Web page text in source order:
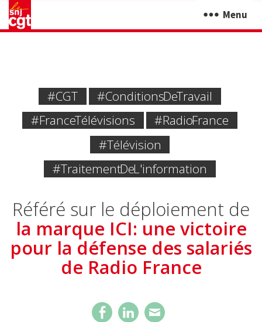
Menu
#CGT
#Conditions De Travail
#France Télévisions
#Radio France
#Télévision
#traitement De L'information
Référé sur le déploiement de
la marque ICI: une victoire
pour la défense des salariés
de Radio France